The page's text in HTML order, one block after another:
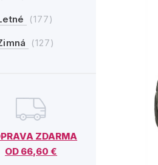
(177)
(127)
ZDARMA
OD 66,60 €